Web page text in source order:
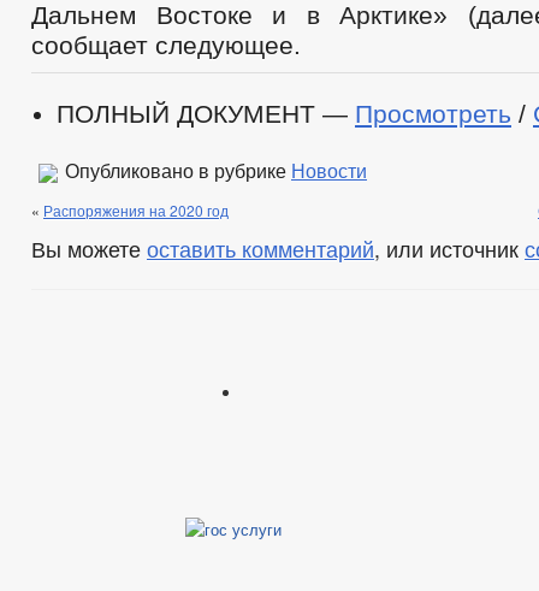
Дальнем Востоке и в Арктике»
сообщает следующее.
ПОЛНЫЙ ДОКУМЕНТ — Просмотреть /
Опубликовано в рубрике Новости
« Распоряжения на 2020 год
Вы можете оставить комментарий, или источник